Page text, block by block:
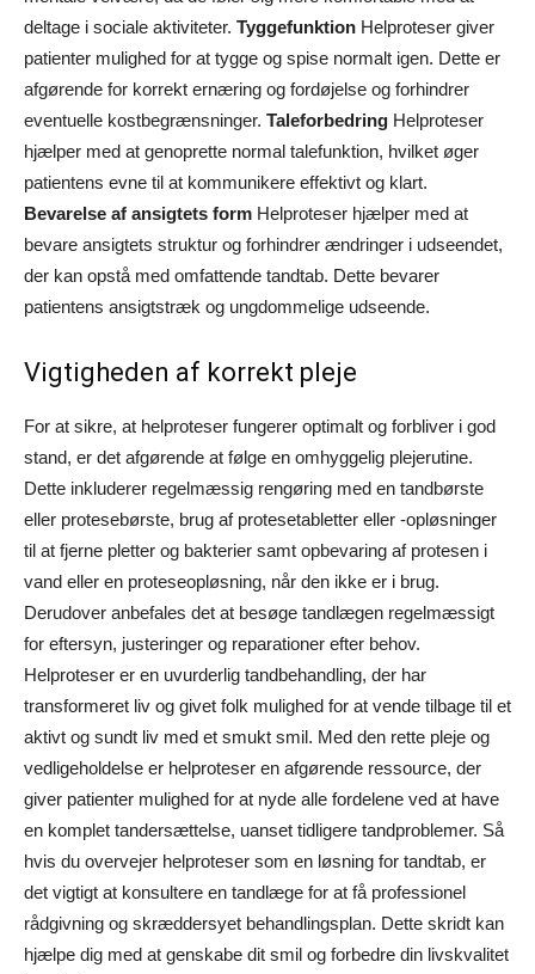
deltage i sociale aktiviteter. Tyggefunktion Helproteser giver
patienter mulighed for at tygge og spise normalt igen. Dette er
afgørende for korrekt ernæring og fordøjelse og forhindrer
eventuelle kostbegrænsninger. Taleforbedring Helproteser
hjælper med at genoprette normal talefunktion, hvilket øger
patientens evne til at kommunikere effektivt og klart.
Bevarelse af ansigtets form Helproteser hjælper med at
bevare ansigtets struktur og forhindrer ændringer i udseendet,
der kan opstå med omfattende tandtab. Dette bevarer
patientens ansigtstræk og ungdommelige udseende.
Vigtigheden af korrekt pleje
For at sikre, at helproteser fungerer optimalt og forbliver i god
stand, er det afgørende at følge en omhyggelig plejerutine.
Dette inkluderer regelmæssig rengøring med en tandbørste
eller protesebørste, brug af protesetabletter eller -opløsninger
til at fjerne pletter og bakterier samt opbevaring af protesen i
vand eller en proteseopløsning, når den ikke er i brug.
Derudover anbefales det at besøge tandlægen regelmæssigt
for eftersyn, justeringer og reparationer efter behov.
Helproteser er en uvurderlig tandbehandling, der har
transformeret liv og givet folk mulighed for at vende tilbage til et
aktivt og sundt liv med et smukt smil. Med den rette pleje og
vedligeholdelse er helproteser en afgørende ressource, der
giver patienter mulighed for at nyde alle fordelene ved at have
en komplet tandersættelse, uanset tidligere tandproblemer. Så
hvis du overvejer helproteser som en løsning for tandtab, er
det vigtigt at konsultere en tandlæge for at få professionel
rådgivning og skræddersyet behandlingsplan. Dette skridt kan
hjælpe dig med at genskabe dit smil og forbedre din livskvalitet